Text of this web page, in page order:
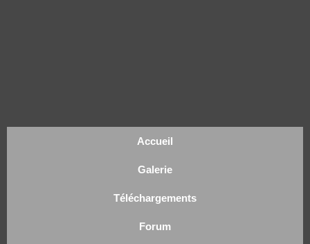
Accueil
Galerie
Téléchargements
Forum